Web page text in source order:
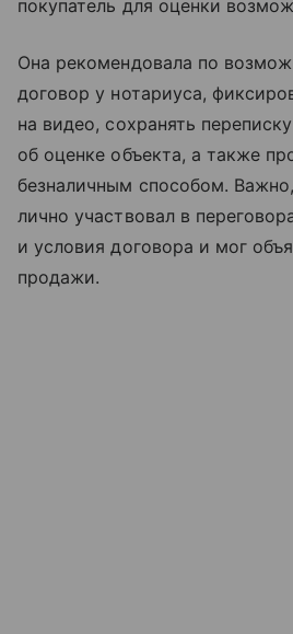
покупатель для оценки
Она рекомендовала по
договор у нотариуса,
на видео, сохранять
об оценке объекта, а также
безналичным способом.
лично участвовал в
и условия договора и мог
продажи.